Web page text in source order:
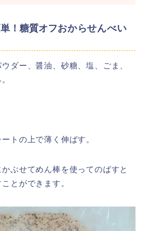
！糖質オフおからせんべい
ダー、醤油、砂糖、塩、ごま、
トの上で薄く伸ばす。
ぶせてめん棒を使ってのばすと
とができます。